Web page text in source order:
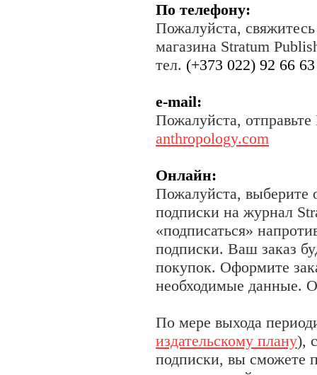
По телефону:
Пожалуйста,
магазина Stratum
тел. (+373 022) 92 66 63
e-mail:
Пожалуйста,
anthropology.com
Онлайн:
Пожалуйста, выберите
подписки на журнал
«подписаться»
подписки. Ваш заказ
покупок. Оформите
необходимые данные.
По мере выхода
издательскому плану),
подписки, вы сможете